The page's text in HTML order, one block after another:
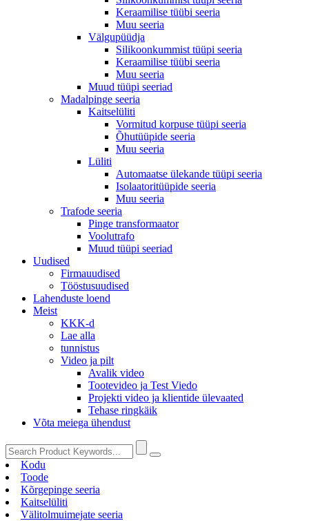
Keraamilise tüübi seeria
Muu seeria
Välgupüüdja
Silikoonkummist tüüpi seeria
Keraamilise tüübi seeria
Muu seeria
Muud tüüpi seeriad
Madalpinge seeria
Kaitselüliti
Vormitud korpuse tüüpi seeria
Õhutüüpide seeria
Muu seeria
Lüliti
Automaatse ülekande tüüpi seeria
Isolaatoritüüpide seeria
Muu seeria
Trafode seeria
Pinge transformaator
Voolutrafo
Muud tüüpi seeriad
Uudised
Firmauudised
Tööstusuudised
Lahenduste loend
Meist
KKK-d
Lae alla
tunnistus
Video ja pilt
Avalik video
Tootevideo ja Test Viedo
Projekti video ja klientide ülevaated
Tehase ringkäik
Võta meiega ühendust
Kodu
Toode
Kõrgepinge seeria
Kaitselüliti
Välitolmuimejate seeria